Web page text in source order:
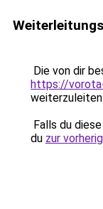
Die von dir
https://
weiterzuleiten.
Falls du
du zur